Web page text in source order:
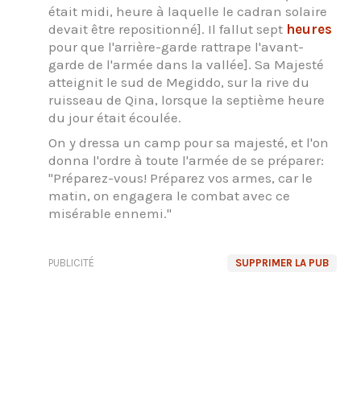
était midi, heure à laquelle le cadran solaire
devait être repositionné]. Il fallut sept heures
pour que l'arrière-garde rattrape l'avant-
garde de l'armée dans la vallée]. Sa Majesté
atteignit le sud de Megiddo, sur la rive du
ruisseau de Qina, lorsque la septième heure
du jour était écoulée.
On y dressa un camp pour sa majesté, et l'on
donna l'ordre à toute l'armée de se préparer:
"Préparez-vous! Préparez vos armes, car le
matin, on engagera le combat avec ce
misérable ennemi."
SUPPRIMER LA PUB
PUBLICITÉ